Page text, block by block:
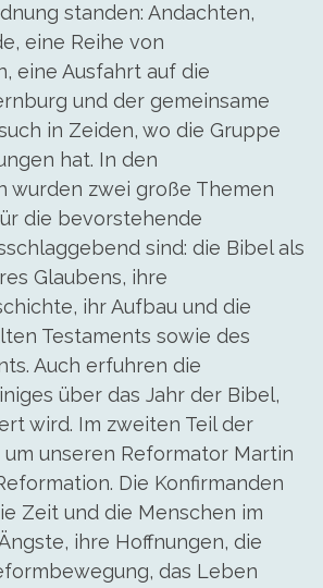
standen: Andachten,
eine Reihe von
eine Ausfahrt auf die
und der gemeinsame
in Zeiden, wo die Gruppe
hat. In den
wurden zwei große Themen
die bevorstehende
sind: die Bibel als
Glaubens, ihre
ihr Aufbau und die
Testaments sowie des
Auch erfuhren die
über das Jahr der Bibel,
wird. Im zweiten Teil der
um unseren Reformator Martin
Die Konfirmanden
Zeit und die Menschen im
ihre Hoffnungen, die
das Leben